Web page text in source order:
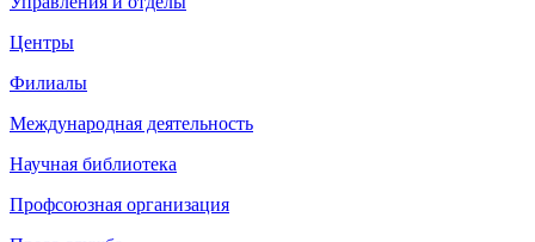
Центры
Филиалы
Международная деятельность
Научная библиотека
Профсоюзная организация